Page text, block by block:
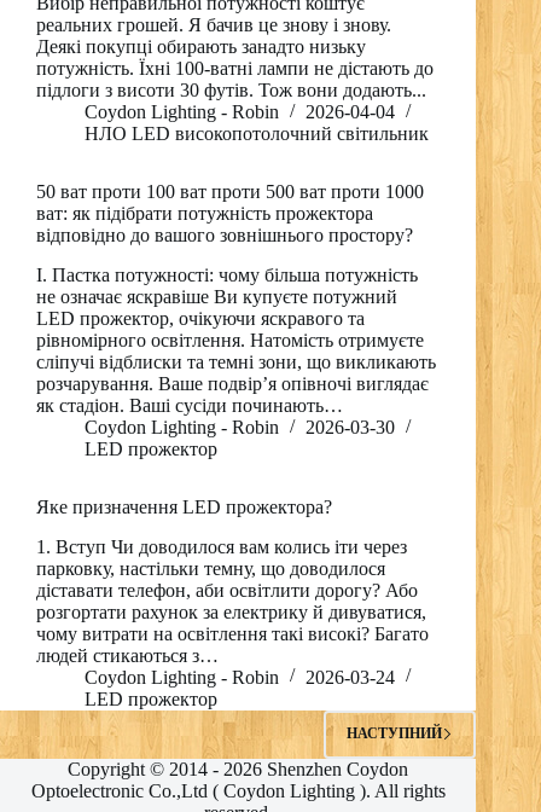
реальних грошей. Я бачив це знову і знову.
Деякі покупці обирають занадто низьку
потужність. Їхні 100-ватні лампи не дістають до
підлоги з висоти 30 футів. Тож вони додають...
Coydon Lighting - Robin
2026-04-04
НЛО LED високопотолочний світильник
50 ват проти 100 ват проти 500 ват проти 1000
ват: як підібрати потужність прожектора
відповідно до вашого зовнішнього простору?
I. Пастка потужності: чому більша потужність
не означає яскравіше Ви купуєте потужний
LED прожектор, очікуючи яскравого та
рівномірного освітлення. Натомість отримуєте
сліпучі відблиски та темні зони, що викликають
розчарування. Ваше подвір’я опівночі виглядає
як стадіон. Ваші сусіди починають…
Coydon Lighting - Robin
2026-03-30
LED прожектор
Яке призначення LED прожектора?
1. Вступ Чи доводилося вам колись іти через
парковку, настільки темну, що доводилося
діставати телефон, аби освітлити дорогу? Або
розгортати рахунок за електрику й дивуватися,
чому витрати на освітлення такі високі? Багато
людей стикаються з…
Coydon Lighting - Robin
2026-03-24
LED прожектор
НАСТУПНИЙ
Copyright © 2014 - 2026 Shenzhen Coydon
Optoelectronic Co.,Ltd ( Coydon Lighting ). All rights
ES
FR
RU
PT
DE
IT
RO